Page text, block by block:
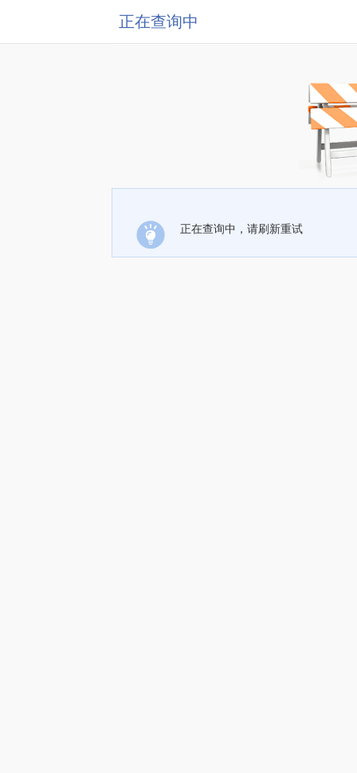
正在查询中
正在查询中，请刷新重试